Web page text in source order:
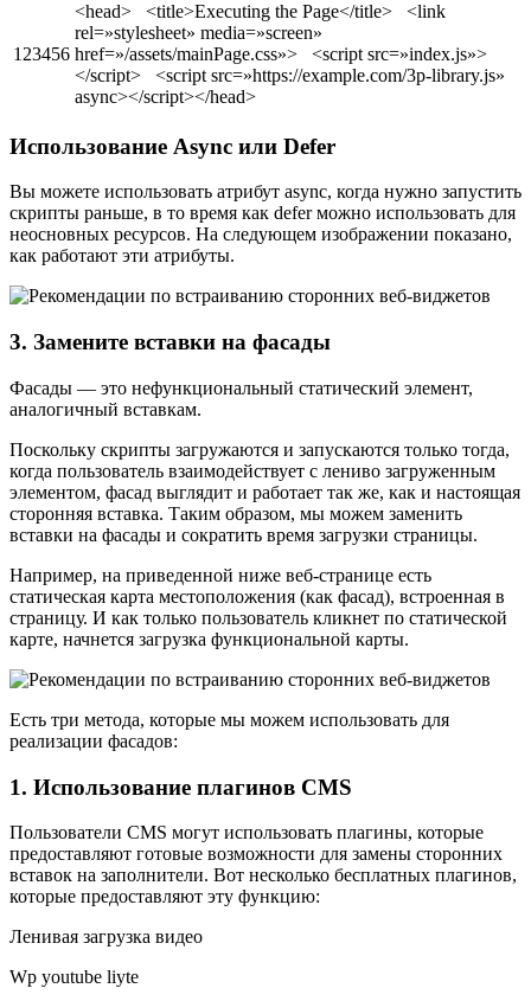
123456
<head> <title>Executing the Page</title> <link
rel=»stylesheet» media=»screen»
href=»/assets/mainPage.css»> <script src=»index.js»>
</script> <script src=»https://example.com/3p-library.js»
async></script></head>
Использование Async или Defer
Вы можете использовать атрибут async, когда нужно запустить
скрипты раньше, в то время как defer можно использовать для
неосновных ресурсов. На следующем изображении показано,
как работают эти атрибуты.
3. Замените вставки на фасады
Фасады — это нефункциональный статический элемент,
аналогичный вставкам.
Поскольку скрипты загружаются и запускаются только тогда,
когда пользователь взаимодействует с лениво загруженным
элементом, фасад выглядит и работает так же, как и настоящая
сторонняя вставка. Таким образом, мы можем заменить
вставки на фасады и сократить время загрузки страницы.
Например, на приведенной ниже веб-странице есть
статическая карта местоположения (как фасад), встроенная в
страницу. И как только пользователь кликнет по статической
карте, начнется загрузка функциональной карты.
Есть три метода, которые мы можем использовать для
реализации фасадов:
1. Использование плагинов CMS
Пользователи CMS могут использовать плагины, которые
предоставляют готовые возможности для замены сторонних
вставок на заполнители. Вот несколько бесплатных плагинов,
которые предоставляют эту функцию:
Ленивая загрузка видео
Wp youtube liyte